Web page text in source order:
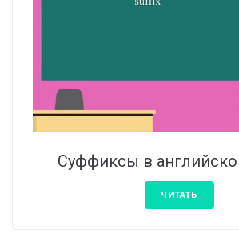
Суффиксы в
ЧИТАТЬ